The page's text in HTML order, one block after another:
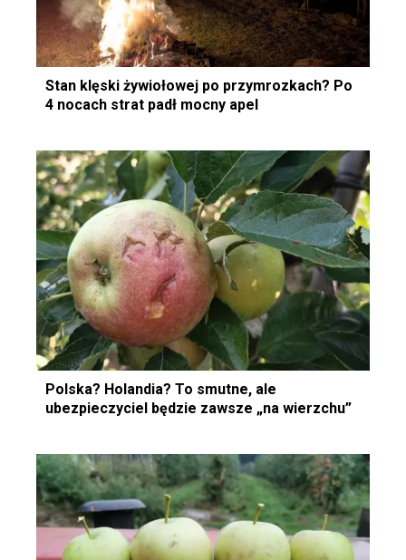
Stan klęski żywiołowej po przymrozkach? Po
4 nocach strat padł mocny apel
Polska? Holandia? To smutne, ale
ubezpieczyciel będzie zawsze „na wierzchu”